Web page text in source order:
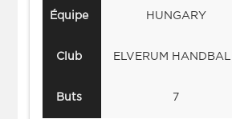
Équipe
Club
Buts
HUNGARY
ELVERUM
7